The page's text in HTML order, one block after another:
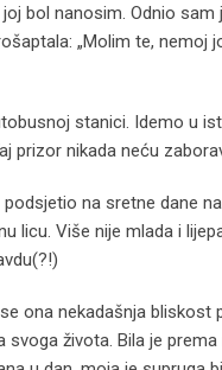
bol nanosim. Odnio
„Molim te,
stanici. Idemo u
prizor nikada neću
na sretne dane
licu. Više nije mlada i
ona nekadašnja
života. Bila je